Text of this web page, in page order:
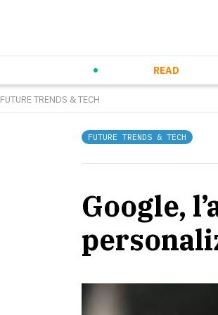
READ
FUTURE TRENDS & TECH
FUTURE TRENDS & TECH
Google,